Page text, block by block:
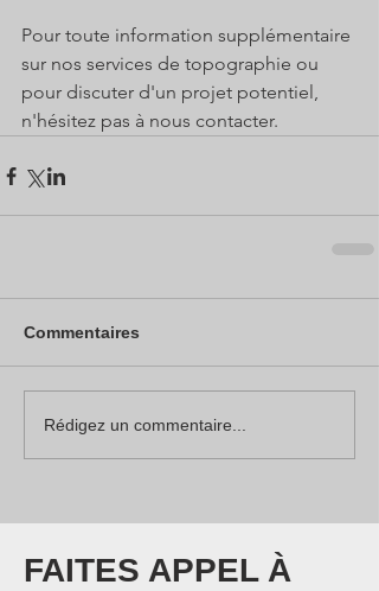
Pour toute information supplémentaire
sur nos services de topographie ou
pour discuter d'un projet potentiel,
n'hésitez pas à nous contacter.
Commentaires
Rédigez un commentaire...
FAITES APPEL À